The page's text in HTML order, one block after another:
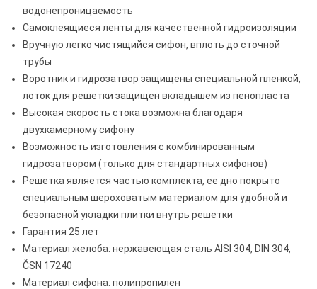
водонепроницаемость
Самоклеящиеся ленты для качественной гидроизоляции
Вручную легко чистящийся сифон, вплоть до сточной
трубы
Воротник и гидрозатвор защищены специальной пленкой,
лоток для решетки защищен вкладышем из пенопласта
Высокая скорость стока возможна благодаря
двухкамерному сифону
Возможность изготовления с комбинированным
гидрозатвором (только для стандартных сифонов)
Решетка является частью комплекта, ее дно покрыто
специальным шероховатым материалом для удобной и
безопасной укладки плитки внутрь решетки
Гарантия 25 лет
Материал желоба: нержавеющая сталь AISI 304, DIN 304,
ČSN 17240
Материал сифона: полипропилен